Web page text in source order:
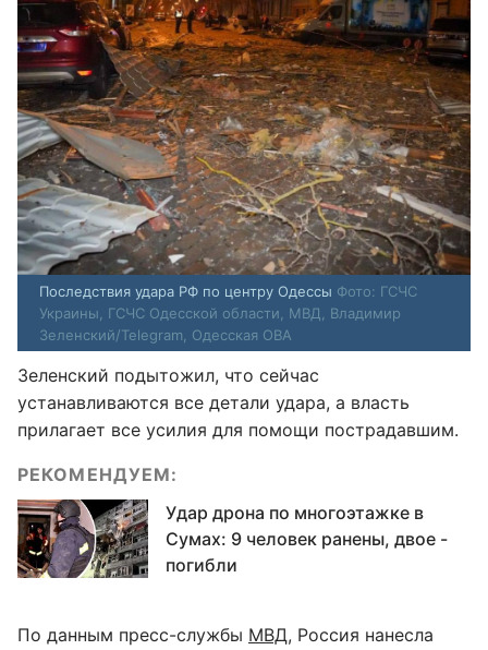
Последствия удара РФ по центру Одессы Фото: ГСЧС
Украины, ГСЧС Одесской области, МВД, Владимир
Зеленский/Telegram, Одесская ОВА
Зеленский подытожил, что сейчас
устанавливаются все детали удара, а власть
прилагает все усилия для помощи пострадавшим.
РЕКОМЕНДУЕМ:
Удар дрона по многоэтажке в
Сумах: 9 человек ранены, двое -
погибли
По данным пресс-службы МВД, Россия нанесла